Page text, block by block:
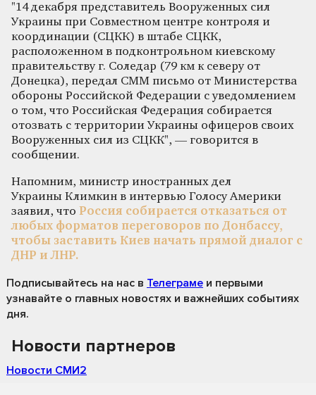
"14 декабря представитель Вооруженных сил
Украины при Совместном центре контроля и
координации (СЦКК) в штабе СЦКК,
расположенном в подконтрольном киевскому
правительству г. Соледар (79 км к северу от
Донецка), передал СММ письмо от Министерства
обороны Российской Федерации с уведомлением
о том, что Российская Федерация собирается
отозвать с территории Украины офицеров своих
Вооруженных сил из СЦКК", — говорится в
сообщении.
Напомним, министр иностранных дел
Украины Климкин в интервью Голосу Америки
заявил, что Россия собирается отказаться от
любых форматов переговоров по Донбассу,
чтобы заставить Киев начать прямой диалог с
ДНР и ЛНР.
Подписывайтесь на нас в Телеграме и первыми
узнавайте о главных новостях и важнейших событиях
дня.
Новости партнеров
Новости СМИ2